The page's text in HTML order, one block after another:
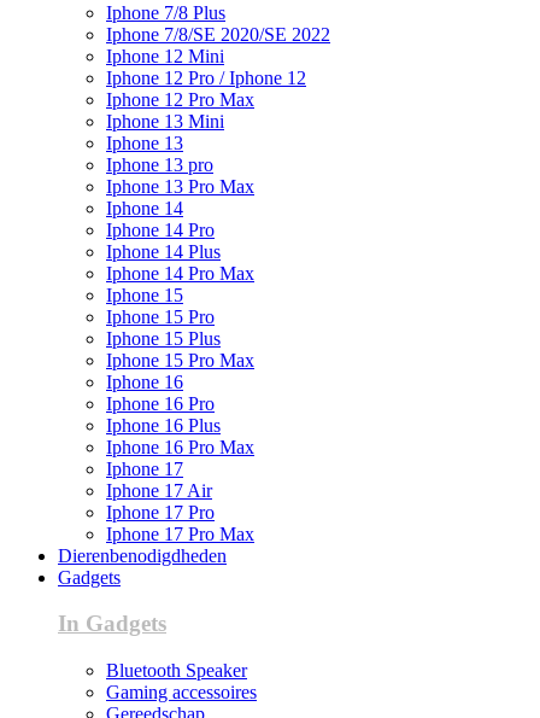
Iphone 7/8 Plus
Iphone 7/8/SE 2020/SE 2022
Iphone 12 Mini
Iphone 12 Pro / Iphone 12
Iphone 12 Pro Max
Iphone 13 Mini
Iphone 13
Iphone 13 pro
Iphone 13 Pro Max
Iphone 14
Iphone 14 Pro
Iphone 14 Plus
Iphone 14 Pro Max
Iphone 15
Iphone 15 Pro
Iphone 15 Plus
Iphone 15 Pro Max
Iphone 16
Iphone 16 Pro
Iphone 16 Plus
Iphone 16 Pro Max
Iphone 17
Iphone 17 Air
Iphone 17 Pro
Iphone 17 Pro Max
Dierenbenodigdheden
Gadgets
In Gadgets
Bluetooth Speaker
Gaming accessoires
Gereedschap